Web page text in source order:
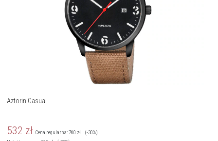
Aztorin Casual
532 zł Cena regularna:760zł
(-30%)